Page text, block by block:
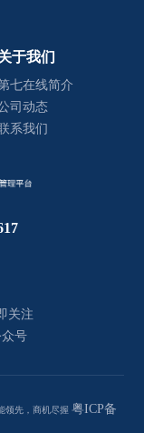
于我们
七在线简介
司动态
系我们
关注
号
领先，商机尽握 粤ICP备